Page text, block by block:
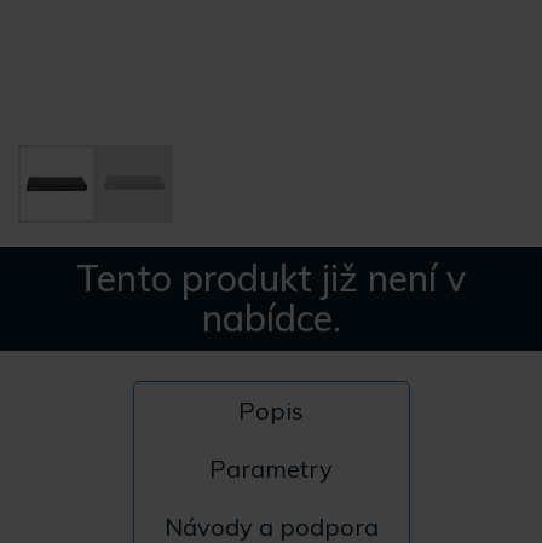
Tento produkt již není v
nabídce.
Popis
Parametry
Návody a podpora